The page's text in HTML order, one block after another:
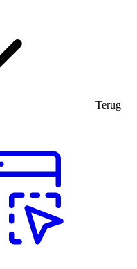
Terug